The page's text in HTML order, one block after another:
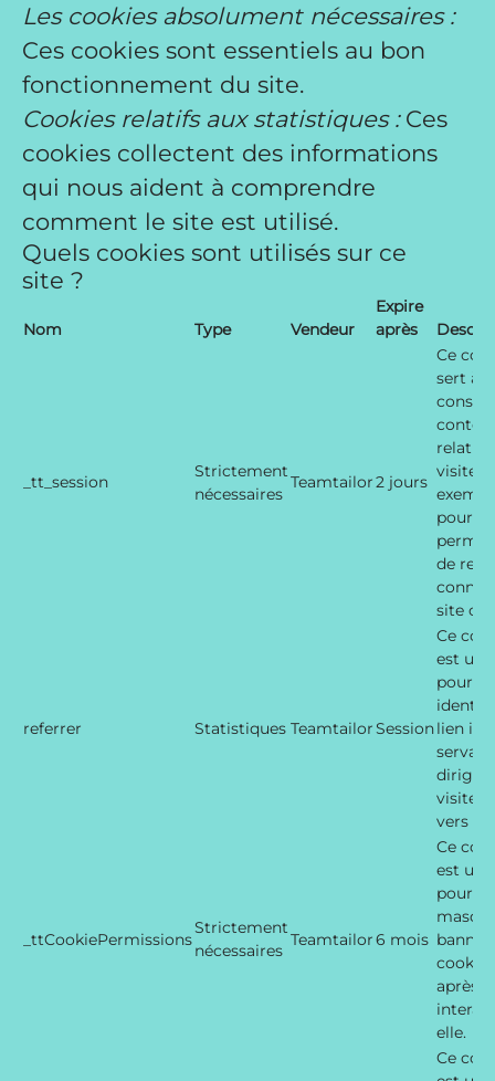
Les cookies absolument nécessaires :
Ces cookies sont essentiels au bon
fonctionnement du site.
Cookies relatifs aux statistiques :Ces
cookies collectent des informations
qui nous aident à comprendre
comment le site est utilisé.
Quels cookies sont utilisés sur ce
site ?
Nom Type Vendeur
Expire
après
_tt_session
Strictement
nécessaires
Teamtailor2 jours
Ce
sert à
relatif
pour
de
site
referrer Statistiques TeamtailorSession
Ce
est
pour
lien
diriger
vers ce
_ttCookiePermissions
Strictement
nécessaires
Teamtailor6 mois
Ce
est
pour
cookies
après
elle.
Ce